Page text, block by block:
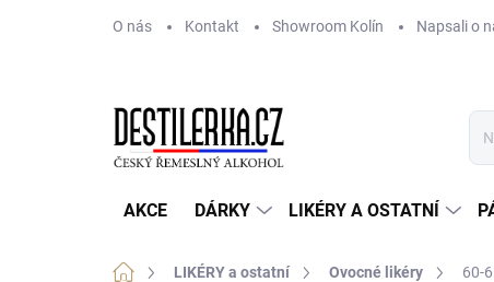
O nás Kontakt Showroom Kolín Napsali o
AKCE DÁRKY LIKÉRY A OSTATNÍ
Domů LIKÉRY a ostatní Ovocné likéry 60-